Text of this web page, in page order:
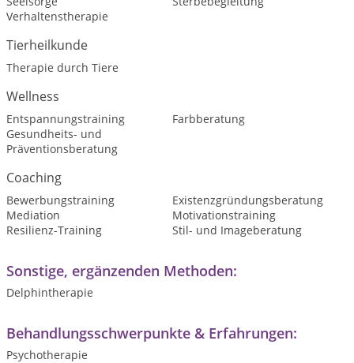
Verhaltenstherapie
Tierheilkunde
Therapie durch Tiere
Wellness
Entspannungstraining
Farbberatung
Gesundheits- und
Präventionsberatung
Coaching
Bewerbungstraining
Existenzgründungsberatung
Mediation
Motivationstraining
Resilienz-Training
Stil- und Imageberatung
Sonstige, ergänzenden Methoden:
Delphintherapie
Behandlungsschwerpunkte & Erfahrungen:
Psychotherapie